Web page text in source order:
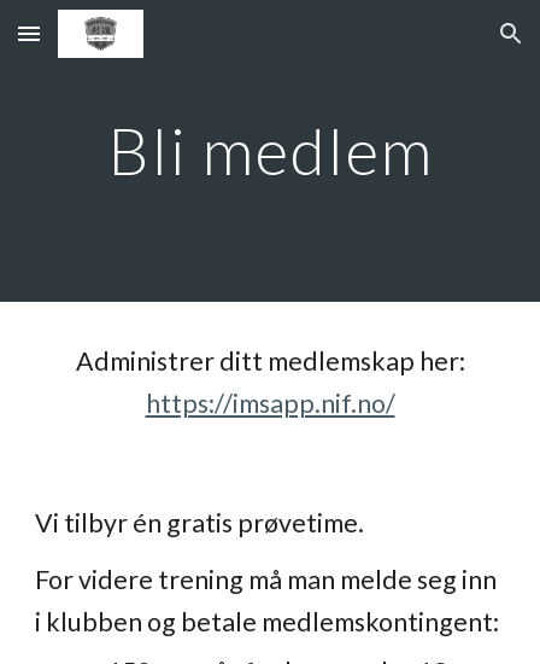
Skip to main content Skip to navigation
Bli medlem
Administrer ditt medlemskap her:
https://imsapp.nif.no/
Vi tilbyr én gratis prøvetime.
For videre trening må man melde seg inn
i klubben og betale medlemskontingent: